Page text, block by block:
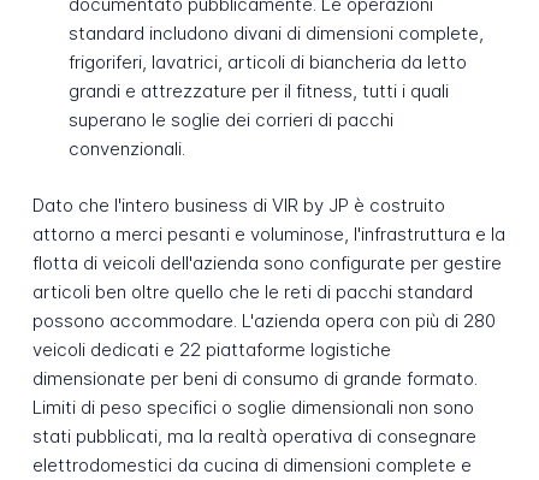
standard includono divani di dimensioni complete,
frigoriferi, lavatrici, articoli di biancheria da letto
grandi e attrezzature per il fitness, tutti i quali
superano le soglie dei corrieri di pacchi
convenzionali.
Dato che l'intero business di VIR by JP è costruito
attorno a merci pesanti e voluminose, l'infrastruttura e la
flotta di veicoli dell'azienda sono configurate per gestire
articoli ben oltre quello che le reti di pacchi standard
possono accommodare. L'azienda opera con più di 280
veicoli dedicati e 22 piattaforme logistiche
dimensionate per beni di consumo di grande formato.
Limiti di peso specifici o soglie dimensionali non sono
stati pubblicati, ma la realtà operativa di consegnare
elettrodomestici da cucina di dimensioni complete e